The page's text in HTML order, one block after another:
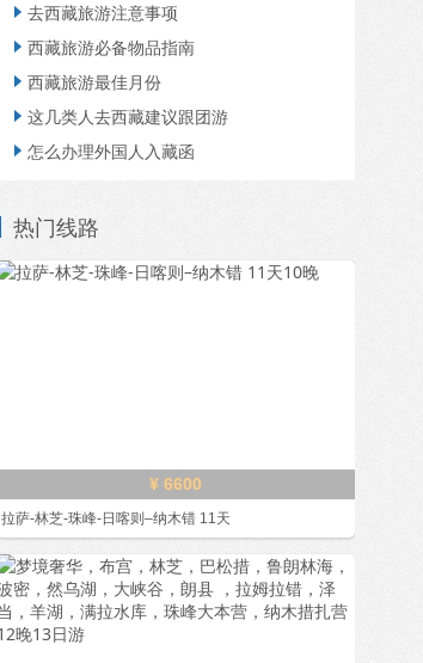
 去西藏旅游注意事项
 西藏旅游必备物品指南
 西藏旅游最佳月份
 这几类人去西藏建议跟团游
 怎么办理外国人入藏函
热门线路
¥ 6600
拉萨-林芝-珠峰-日喀则–纳木错 11天